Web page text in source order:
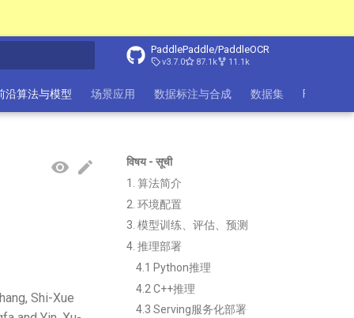
PaddlePaddle/PaddleOCR
v3.7.0 87.1k 11.1k
沿算法与模型 场景应用 数据标注与合成 数据集 FAQ
विषय - सूची
1. 算法简介
2. 环境配置
3. 模型训练、评估、预测
4. 推理部署
4.1 Python推理
4.2 C++推理
4.3 Serving服务化部署
Shi-Xue